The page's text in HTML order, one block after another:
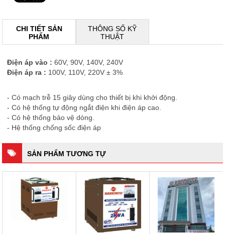
CHI TIẾT SẢN
PHẨM
THÔNG SỐ KỸ
THUẬT
Điện áp vào : 60V, 90V, 140V, 240V
Điện áp ra : 100V, 110V, 220V ± 3%
- Có mạch trễ 15 giây dùng cho thiết bị khi khởi động.
- Có hệ thống tự động ngắt điện khi điện áp cao.
- Có hệ thống bảo vệ dòng.
- Hệ thống chống sốc điện áp
SẢN PHẨM TƯƠNG TỰ